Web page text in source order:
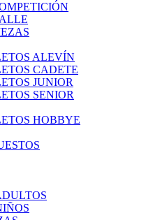
ALEVÍN
CADETE
JUNIOR
SENIOR
HOBBYE